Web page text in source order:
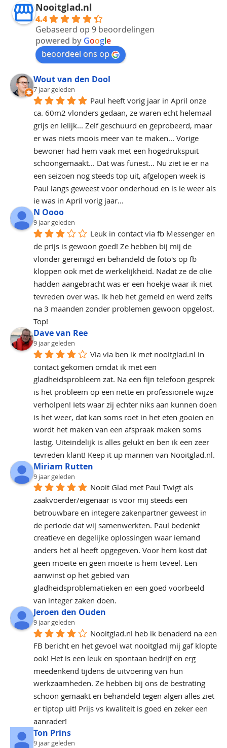
Nooitglad.nl
4.4
Gebaseerd op 9 beoordelingen
powered by Google
beoordeel ons op
Wout van den Dool
7 jaar geleden
Paul heeft vorig jaar in April onze
ca. 60m2 vlonders gedaan, ze waren echt helemaal
grijs en lelijk... Zelf geschuurd en geprobeerd, maar
er was niets moois meer van te maken... Vorige
bewoner had hem vaak met een hogedrukspuit
schoongemaakt... Dat was funest... Nu ziet ie er na
een seizoen nog steeds top uit, afgelopen week is
Paul langs geweest voor onderhoud en is ie weer als
ie was in April vorig jaar...
N Oooo
9 jaar geleden
Leuk in contact via fb Messenger en
de prijs is gewoon goed! Ze hebben bij mij de
vlonder gereinigd en behandeld de foto's op fb
kloppen ook met de werkelijkheid. Nadat ze de olie
hadden aangebracht was er een hoekje waar ik niet
tevreden over was. Ik heb het gemeld en werd zelfs
na 3 maanden zonder problemen gewoon opgelost.
Top!
Dave van Ree
9 jaar geleden
Via via ben ik met nooitglad.nl in
contact gekomen omdat ik met een
gladheidsprobleem zat. Na een fijn telefoon gesprek
is het probleem op een nette en professionele wijze
verholpen! Iets waar zij echter niks aan kunnen doen
is het weer, dat kan soms roet in het eten gooien en
wordt het maken van een afspraak maken soms
lastig. Uiteindelijk is alles gelukt en ben ik een zeer
tevreden klant! Keep it up mannen van Nooitglad.nl.
Miriam Rutten
9 jaar geleden
Nooit Glad met Paul Twigt als
zaakvoerder/eigenaar is voor mij steeds een
betrouwbare en integere zakenpartner geweest in
de periode dat wij samenwerkten. Paul bedenkt
creatieve en degelijke oplossingen waar iemand
anders het al heeft opgegeven. Voor hem kost dat
geen moeite en geen moeite is hem teveel. Een
aanwinst op het gebied van
gladheidsproblematieken en een goed voorbeeld
van integer zaken doen.
Jeroen den Ouden
9 jaar geleden
Nooitglad.nl heb ik benaderd na een
FB bericht en het gevoel wat nooitglad mij gaf klopte
ook! Het is een leuk en spontaan bedrijf en erg
meedenkend tijdens de uitvoering van hun
werkzaamheden. Ze hebben bij ons de bestrating
schoon gemaakt en behandeld tegen algen alles ziet
er tiptop uit! Prijs vs kwaliteit is goed en zeker een
aanrader!
Ton Prins
9 jaar geleden